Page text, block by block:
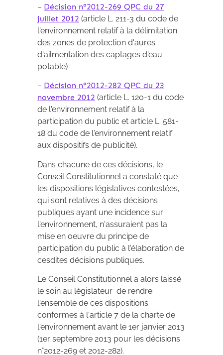
– Décision n°2012-269 QPC du 27
juillet 2012 (article L. 211-3 du code de
l'environnement relatif à la délimitation
des zones de protection d'aures
d'ailmentation des captages d'eau
potable)
– Décision n°2012-282 QPC du 23
novembre 2012 (article L. 120-1 du code
de l'environnement relatif à la
participation du public et article L. 581-
18 du code de l'environnement relatif
aux dispositifs de publicité).
Dans chacune de ces décisions, le
Conseil Constitutionnel a constaté que
les dispositions législatives contestées,
qui sont relatives à des décisions
publiques ayant une incidence sur
l'environnement, n'assuraient pas la
mise en oeuvre du principe de
participation du public à l'élaboration de
cesdites décisions publiques.
Le Conseil Constitutionnel a alors laissé
le soin au législateur de rendre
l'ensemble de ces dispositions
conformes à l'article 7 de la charte de
l'environnement avant le 1er janvier 2013
(1er septembre 2013 pour les décisions
n°2012-269 et 2012-282).